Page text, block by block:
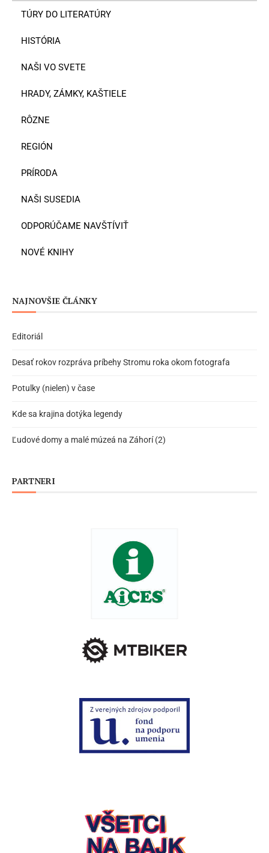
TÚRY DO LITERATÚRY
HISTÓRIA
NAŠI VO SVETE
HRADY, ZÁMKY, KAŠTIELE
RÔZNE
REGIÓN
PRÍRODA
NAŠI SUSEDIA
ODPORÚČAME NAVŠTÍVIŤ
NOVÉ KNIHY
NAJNOVŠIE ČLÁNKY
Editoriál
Desať rokov rozpráva príbehy Stromu roka okom fotografa
Potulky (nielen) v čase
Kde sa krajina dotýka legendy
Ľudové domy a malé múzeá na Záhorí (2)
PARTNERI